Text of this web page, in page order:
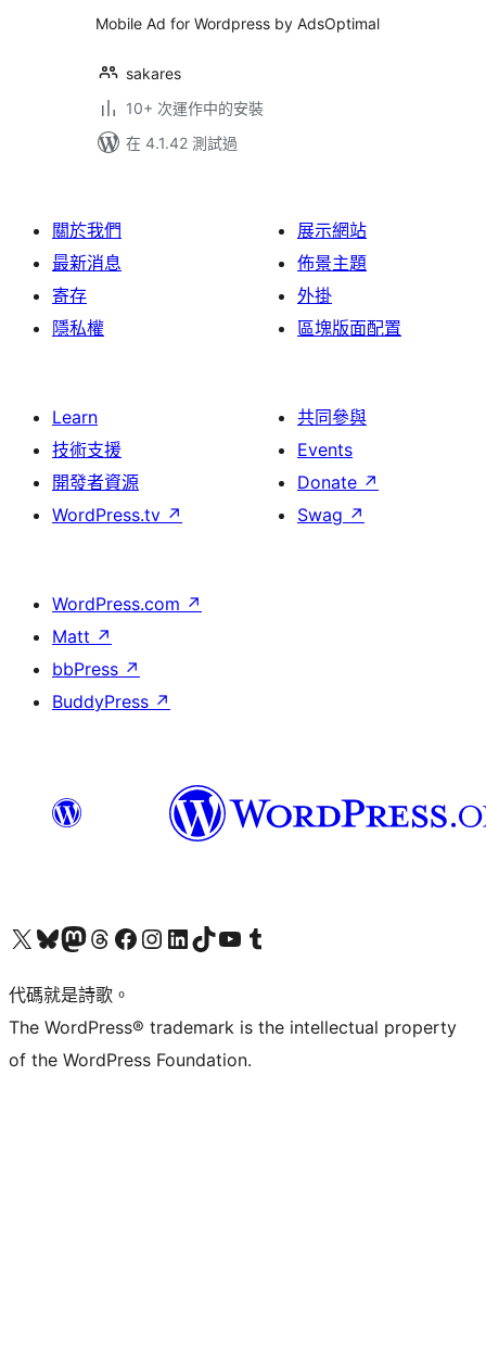
Mobile Ad for Wordpress by AdsOptimal
sakares
10+ 次運作中的安裝
在 4.1.42 測試過
關於我們
最新消息
寄存
隱私權
展示網站
佈景主題
外掛
區塊版面配置
Learn
技術支援
開發者資源
WordPress.tv ↗
共同參與
Events
Donate ↗
Swag ↗
WordPress.com ↗
Matt ↗
bbPress ↗
BuddyPress ↗
Visit our X (formerly Twitter) account
Visit our Bluesky account
Visit our Mastodon account
Visit our Threads account
訪問我們的 Facebook 專頁Visit our Instagram account
Visit our LinkedIn account
Visit our TikTok account
Visit our YouTube channel
Visit our Tumblr account
代碼就是詩歌。
The WordPress® trademark is the intellectual property
of the WordPress Foundation.